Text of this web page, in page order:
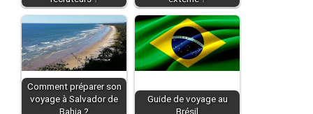
Comment préparer son
voyage à Salvador de
Bahia ?
Guide de voyage au
Brésil